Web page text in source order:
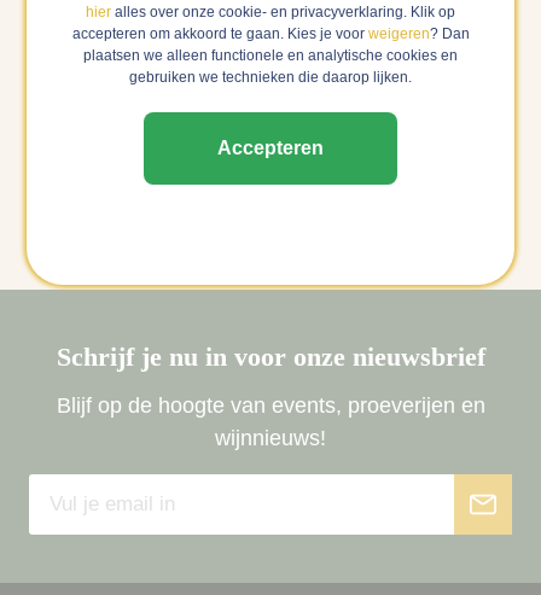
Bibo Runge Deserteur Riesling Alcoholvrij
3.3 | 0 reviews
Schrijf je nu in voor onze nieuwsbrief
Blijf op de hoogte van events, proeverijen en
wijnnieuws!
hier alles over onze cookie- en privacyverklaring. Klik op
accepteren om akkoord te gaan. Kies je voor weigeren? Dan
plaatsen we alleen functionele en analytische cookies en
gebruiken we technieken die daarop lijken.
Accepteren